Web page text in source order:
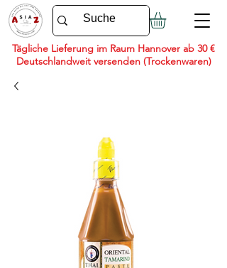
Tägliche Lieferung im Raum Hannover ab 30 €
Deutschlandweit versenden (Trockenwaren)